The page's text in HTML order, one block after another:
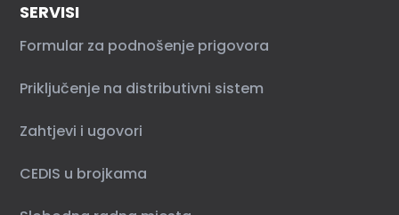
SERVISI
Formular za podnošenje prigovora
Priključenje na distributivni sistem
Zahtjevi i ugovori
CEDIS u brojkama